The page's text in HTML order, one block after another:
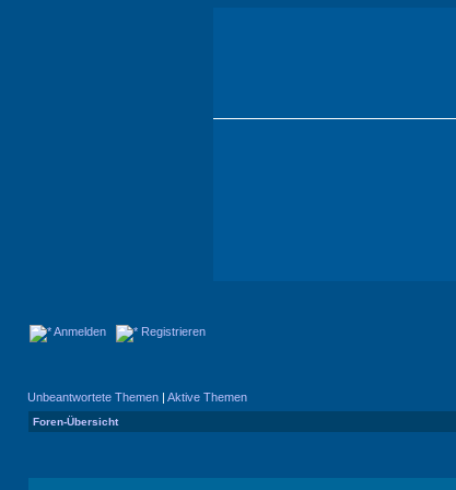
Anmelden Registrieren
Unbeantwortete Themen | Aktive Themen
Foren-Übersicht